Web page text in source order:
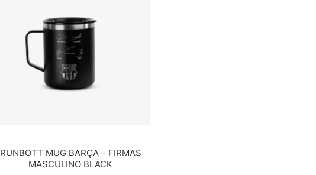
RUNBOTT MUG BARÇA – FIRMAS
MASCULINO BLACK